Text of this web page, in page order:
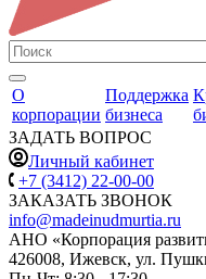
О
корпорации
Поддержка
бизнеса
ЗАДАТЬ ВОПРОС
Личный кабинет
+7 (3412) 22-00-00
ЗАКАЗАТЬ ЗВОНОК
info@madeinudmurtia.ru
АНО «Корпорация
426008, Ижевск, ул.